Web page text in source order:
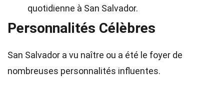
quotidienne à San Salvador.
Personnalités Célèbres
San Salvador a vu naître ou a été le foyer de
nombreuses personnalités influentes.